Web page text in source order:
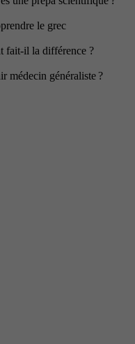
le grec
fait-il la différence ?
médecin généraliste ?